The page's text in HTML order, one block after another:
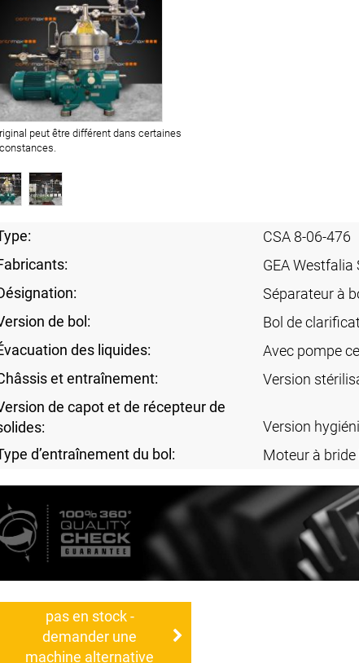
peut être différent dans certaines
CSA 8-06-476
GEA Westfalia
Séparateur à
de bol:
Bol de
des liquides:
Avec pompe
et entraînement:
Version
de capot et de récepteur de
Version
d’entraînement du bol:
Moteur à bride
pas en stock -
demander une
machine alternative